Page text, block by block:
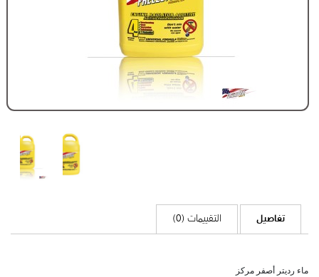
تفاصيل التقييمات (0)
ماء رديتر أصفر مركز